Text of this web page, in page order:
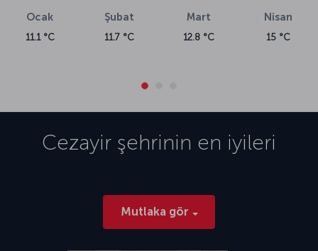
Ocak
11.1 °C
Şubat
11.7 °C
Mart
12.8 °C
Nisan
15 °C
Cezayir şehrinin en iyileri
Mutlaka gör